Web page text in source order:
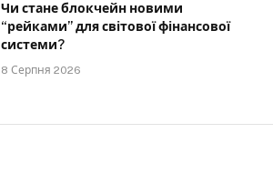
Чи стане блокчейн новими
“рейками” для світової фінансової
системи?
8 Серпня 2026